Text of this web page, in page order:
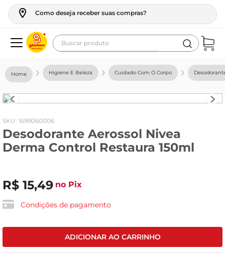
Como deseja receber suas compras?
Buscar produto
Higiene E Beleza Cuidado Com O Corpo
: 1699060006
Desodorante Aerossol Nivea
Derma Control Restaura 150ml
R$ 15,49 no Pix
Condições de pagamento
ADICIONAR AO CARRINHO
geladeira
fogao
café
cerveja
leite
vinho